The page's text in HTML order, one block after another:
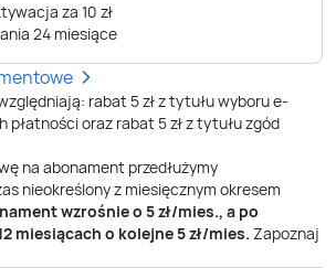
za 10 zł
24 miesiące
rabat 5 zł z tytułu wyboru e-
oraz rabat 5 zł z tytułu zgód
na abonament przedłużymy
nieokreślony z miesięcznym okresem
wzrośnie o 5zł/mies., a po
miesiącach o kolejne5zł/mies. Zapoznaj